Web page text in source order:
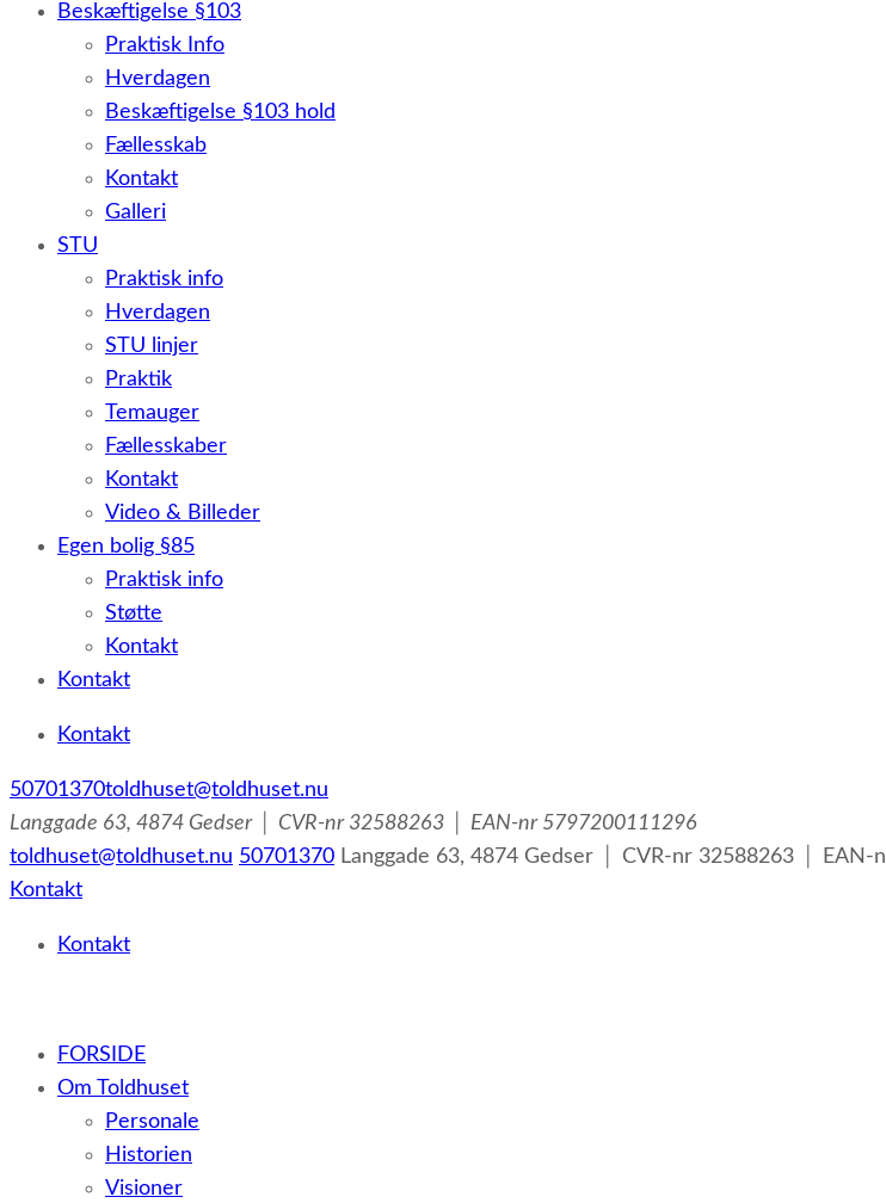
Beskæftigelse §103
Praktisk Info
Hverdagen
Beskæftigelse §103 hold
Fællesskab
Kontakt
Galleri
STU
Praktisk info
Hverdagen
STU linjer
Praktik
Temauger
Fællesskaber
Kontakt
Video & Billeder
Egen bolig §85
Praktisk info
Støtte
Kontakt
Kontakt
Kontakt
50701370toldhuset@toldhuset.nu
Langgade 63, 4874 Gedser │ CVR-nr 32588263 │ EAN-nr 5797200111296
toldhuset@toldhuset.nu 50701370 Langgade 63, 4874 Gedser │ CVR-nr 32588263 │ EAN-
Kontakt
Kontakt
– et botilbud til voksne udviklingshæmmede og sent udviklede personer samt voksne med
FORSIDE
Om Toldhuset
Personale
Historien
Visioner